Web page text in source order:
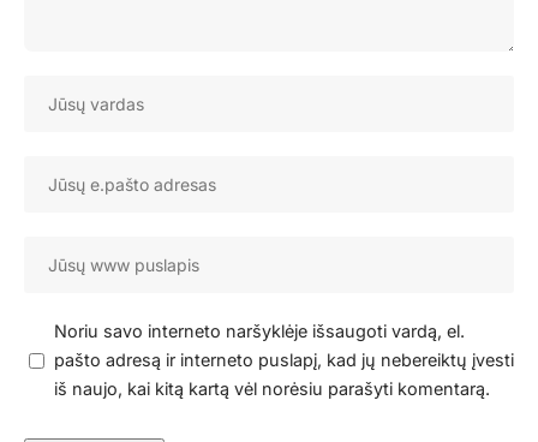
Noriu savo interneto naršyklėje išsaugoti vardą, el.
pašto adresą ir interneto puslapį, kad jų nebereiktų įvesti
iš naujo, kai kitą kartą vėl norėsiu parašyti komentarą.